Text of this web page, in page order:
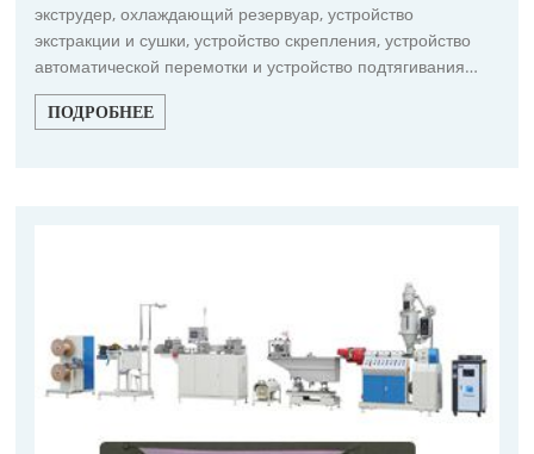
экструдер, охлаждающий резервуар, устройство
экстракции и сушки, устройство скрепления, устройство
автоматической перемотки и устройство подтягивания
материала.
ПОДРОБНЕЕ